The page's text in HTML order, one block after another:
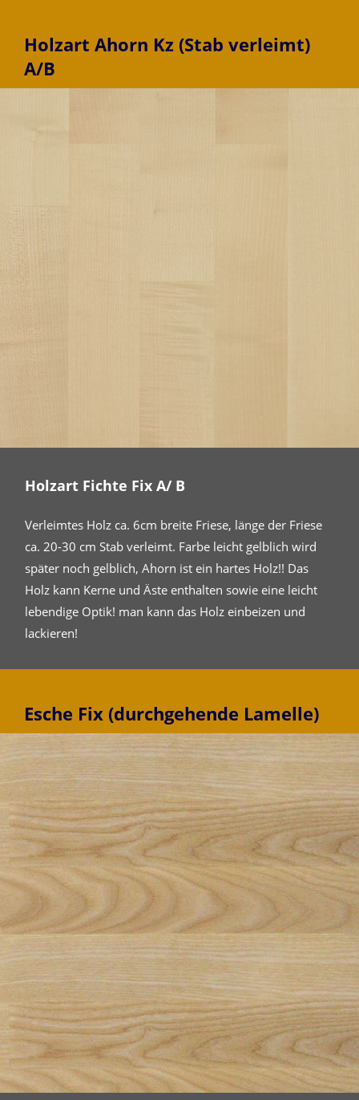
Holzart Ahorn Kz (Stab verleimt)
A/B
Holzart Fichte Fix A/ B
Verleimtes Holz ca. 6cm breite Friese, länge der Friese
ca. 20-30 cm Stab verleimt. Farbe leicht gelblich wird
später noch gelblich, Ahorn ist ein hartes Holz!! Das
Holz kann Kerne und Äste enthalten sowie eine leicht
lebendige Optik! man kann das Holz einbeizen und
lackieren!
Esche Fix (durchgehende Lamelle)